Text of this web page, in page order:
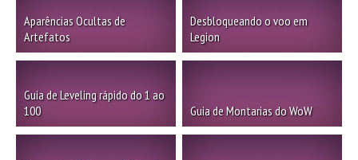
Aparências Ocultas de
Artefatos
Desbloqueando o voo em
Legion
Guia de Leveling rápido do 1 ao
100
Guia de Montarias do WoW